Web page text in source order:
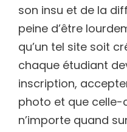
son insu et de la
peine d’être
qu’un tel site soit
chaque étudiant
inscription,
photo et que celle-
n’importe quand